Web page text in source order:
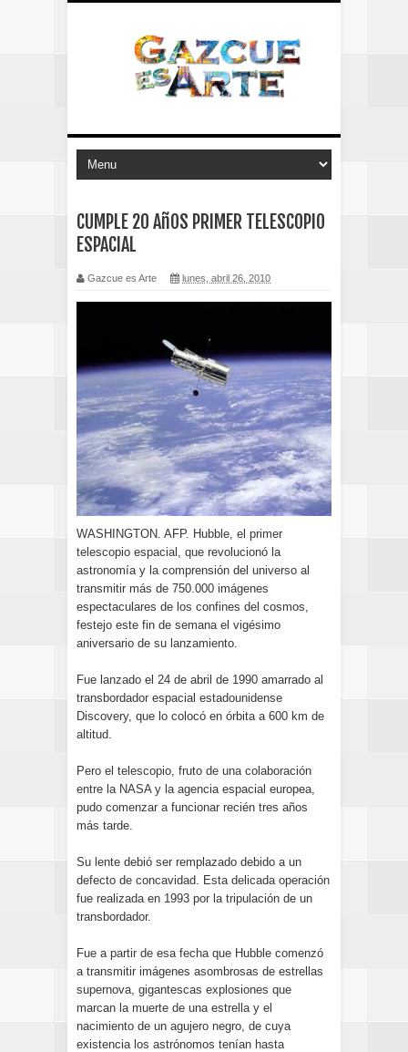
CUMPLE 20 AñOS PRIMER TELESCOPIO
ESPACIAL
Gazcue es Arte lunes, abril 26, 2010
WASHINGTON. AFP. Hubble, el primer
telescopio espacial, que revolucionó la
astronomía y la comprensión del universo al
transmitir más de 750.000 imágenes
espectaculares de los confines del cosmos,
festejo este fin de semana el vigésimo
aniversario de su lanzamiento.
Fue lanzado el 24 de abril de 1990 amarrado al
transbordador espacial estadounidense
Discovery, que lo colocó en órbita a 600 km de
altitud.
Pero el telescopio, fruto de una colaboración
entre la NASA y la agencia espacial europea,
pudo comenzar a funcionar recién tres años
más tarde.
Su lente debió ser remplazado debido a un
defecto de concavidad. Esta delicada operación
fue realizada en 1993 por la tripulación de un
transbordador.
Fue a partir de esa fecha que Hubble comenzó
a transmitir imágenes asombrosas de estrellas
supernova, gigantescas explosiones que
marcan la muerte de una estrella y el
nacimiento de un agujero negro, de cuya
existencia los astrónomos tenían hasta